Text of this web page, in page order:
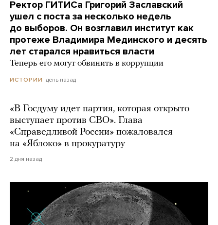
Ректор ГИТИСа Григорий Заславский
ушел с поста за несколько недель
до выборов. Он возглавил институт как
протеже Владимира Мединского и десять
лет старался нравиться власти
Теперь его могут обвинить в коррупции
ИСТОРИИ день назад
«В Госдуму идет партия, которая открыто
выступает против СВО». Глава
«Справедливой России» пожаловался
на «Яблоко» в прокуратуру
2 дня назад